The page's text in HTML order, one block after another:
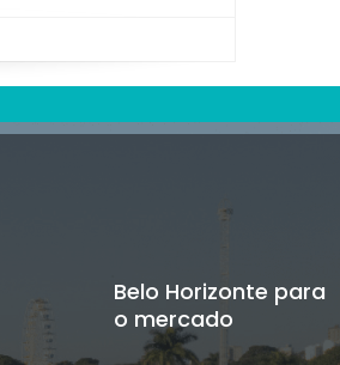
Belo Horizonte para
o mercado